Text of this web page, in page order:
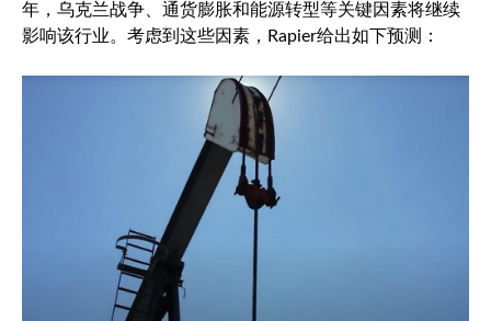
年，乌克兰战争、通货膨胀和能源转型等关键因素将继续
影响该行业。考虑到这些因素，Rapier给出如下预测：